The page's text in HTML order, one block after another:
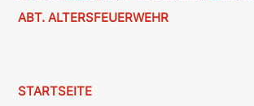
ABT. ALTERSFEUERWEHR
STARTSEITE